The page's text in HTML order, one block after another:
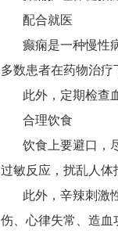
配合就医
癫痫是一种慢性
多数患者在药物治疗
此外，定期检查
合理饮食
饮食上要避口，
过敏反应，扰乱人体
此外，辛辣刺激
伤、心律失常、造血